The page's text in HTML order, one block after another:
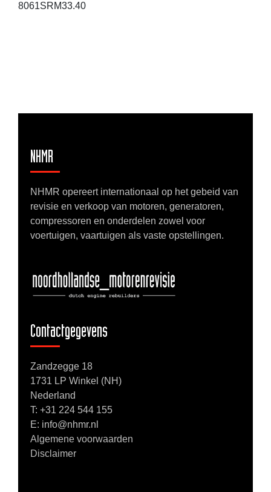
8061SRM33.40
NHMR
NHMR opereert internationaal op het gebeid van
revisie en verkoop van motoren, generatoren,
compressoren en onderdelen zowel voor
voertuigen, vaartuigen als vaste opstellingen.
Contactgegevens
Zandzegge 18
1731 LP Winkel (NH)
Nederland
T: +31 224 544 155
E: info@nhmr.nl
Algemene voorwaarden
Disclaimer